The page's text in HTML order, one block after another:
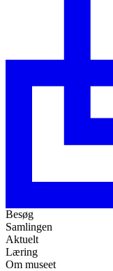
Besøg
Samlingen
Aktuelt
Læring
Om museet